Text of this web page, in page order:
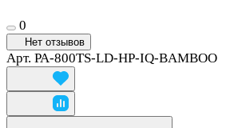
0
Нет отзывов
Арт. PA-800TS-LD-HP-IQ-BAMBOO